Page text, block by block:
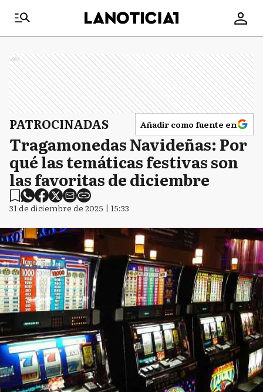
Ads
PATROCINADAS Añadir como fuente en
Tragamonedas Navideñas: Por
qué las temáticas festivas son
las favoritas de diciembre
31 de diciembre de 2025 | 15:33